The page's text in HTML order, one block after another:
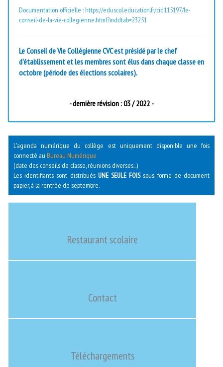
Documentation officielle : https://eduscol.education.fr/cid115197/le-
conseil-de-la-vie-collegienne.html?mddtab=23251
Le Conseil de Vie Collégienne CVC est présidé par le chef
d'établissement et les membres sont élus dans chaque classe en
octobre (période des élections scolaires).
- dernière révision : 03 / 2022 -
L'agenda numérique du collège est uniquement disponible une fois
connecté au Bureau Numérique
(date des conseils de classe, réunions diverses...)
Les identifiants sont distribués UNE SEULE FOISsous forme de document
papier, à la rentrée de septembre.
Restaurant scolaire
Contact
Téléchargements